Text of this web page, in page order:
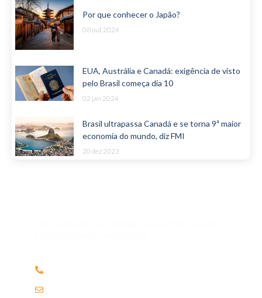
Por que conhecer o Japão?
08 out 2024
EUA, Austrália e Canadá: exigência de visto
pelo Brasil começa dia 10
02 jan 2024
Brasil ultrapassa Canadá e se torna 9ª maior
economia do mundo, diz FMI
20 dez 2023